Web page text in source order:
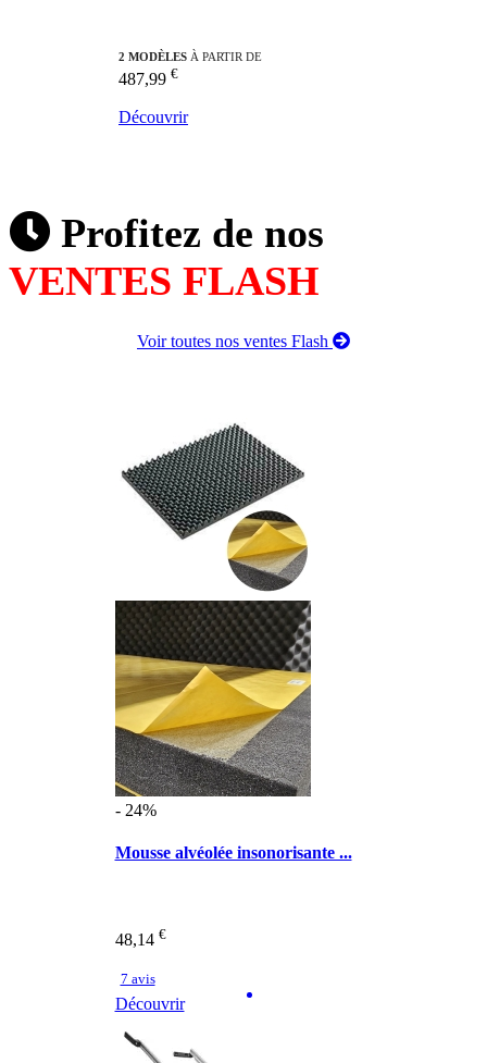
2 MODÈLES À PARTIR DE
487,99 €
Découvrir
Profitez de nos
VENTES FLASH
Voir toutes nos ventes Flash
- 24%
Mousse alvéolée insonorisante ...
48,14 €
7 avis
Découvrir